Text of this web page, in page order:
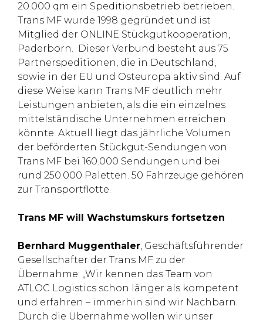
20.000 qm ein Speditionsbetrieb betrieben.
Trans MF wurde 1998 gegründet und ist
Mitglied der ONLINE Stückgutkooperation,
Paderborn. Dieser Verbund besteht aus 75
Partnerspeditionen, die in Deutschland,
sowie in der EU und Osteuropa aktiv sind. Auf
diese Weise kann Trans MF deutlich mehr
Leistungen anbieten, als die ein einzelnes
mittelständische Unternehmen erreichen
könnte. Aktuell liegt das jährliche Volumen
der beförderten Stückgut-Sendungen von
Trans MF bei 160.000 Sendungen und bei
rund 250.000 Paletten. 50 Fahrzeuge gehören
zur Transportflotte.
Trans MF will Wachstumskurs fortsetzen
Bernhard Muggenthaler, Geschäftsführender
Gesellschafter der Trans MF zu der
Übernahme: „Wir kennen das Team von
ATLOC Logistics schon länger als kompetent
und erfahren – immerhin sind wir Nachbarn.
Durch die Übernahme wollen wir unser